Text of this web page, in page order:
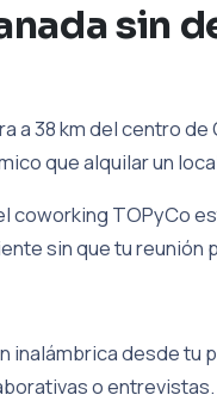
sin
a 38 km del centro
que alquilar un
coworking TOPyCo
sin que tu reunión
inalámbrica desde tu
o entrevistas.